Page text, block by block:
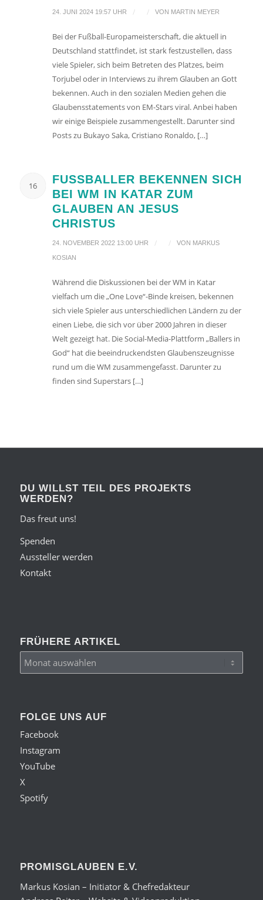
24. JUNI 2024 19:57 UHR / / VON MARTIN MEYER
Bei der Fußball-Europameisterschaft, die aktuell in
Deutschland stattfindet, ist stark festzustellen, dass
viele Spieler, sich beim Betreten des Platzes, beim
Torjubel oder in Interviews zu ihrem Glauben an Gott
bekennen. Auch in den sozialen Medien gehen die
Glaubensstatements von EM-Stars viral. Anbei haben
wir einige Beispiele zusammengestellt. Darunter sind
Posts zu Bukayo Saka, Cristiano Ronaldo, […]
16
FUSSBALLER BEKENNEN SICH B
EI WM IN KATAR ZUM G
LAUBEN AN JESUS C
HRISTUS
24. NOVEMBER 2022 13:00 UHR / / VON MARKUS
KOSIAN
Während die Diskussionen bei der WM in Katar
vielfach um die „One Love“-Binde kreisen, bekennen
sich viele Spieler aus unterschiedlichen Ländern zu der
einen Liebe, die sich vor über 2000 Jahren in dieser
Welt gezeigt hat. Die Social-Media-Plattform „Ballers in
God“ hat die beeindruckendsten Glaubenszeugnisse
rund um die WM zusammengefasst. Darunter zu
finden sind Superstars […]
DU WILLST TEIL DES PROJEKTS
WERDEN?
Das freut uns!
Spenden
Aussteller werden
Kontakt
FRÜHERE ARTIKEL
FOLGE UNS AUF
Facebook
Instagram
YouTube
X
Spotify
PROMISGLAUBEN E.V.
Markus Kosian – Initiator & Chefredakteur